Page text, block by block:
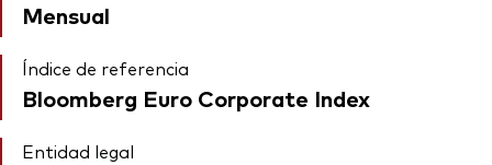
Mensual
Índice de referencia
Bloomberg Euro Corporate Index
Entidad legal